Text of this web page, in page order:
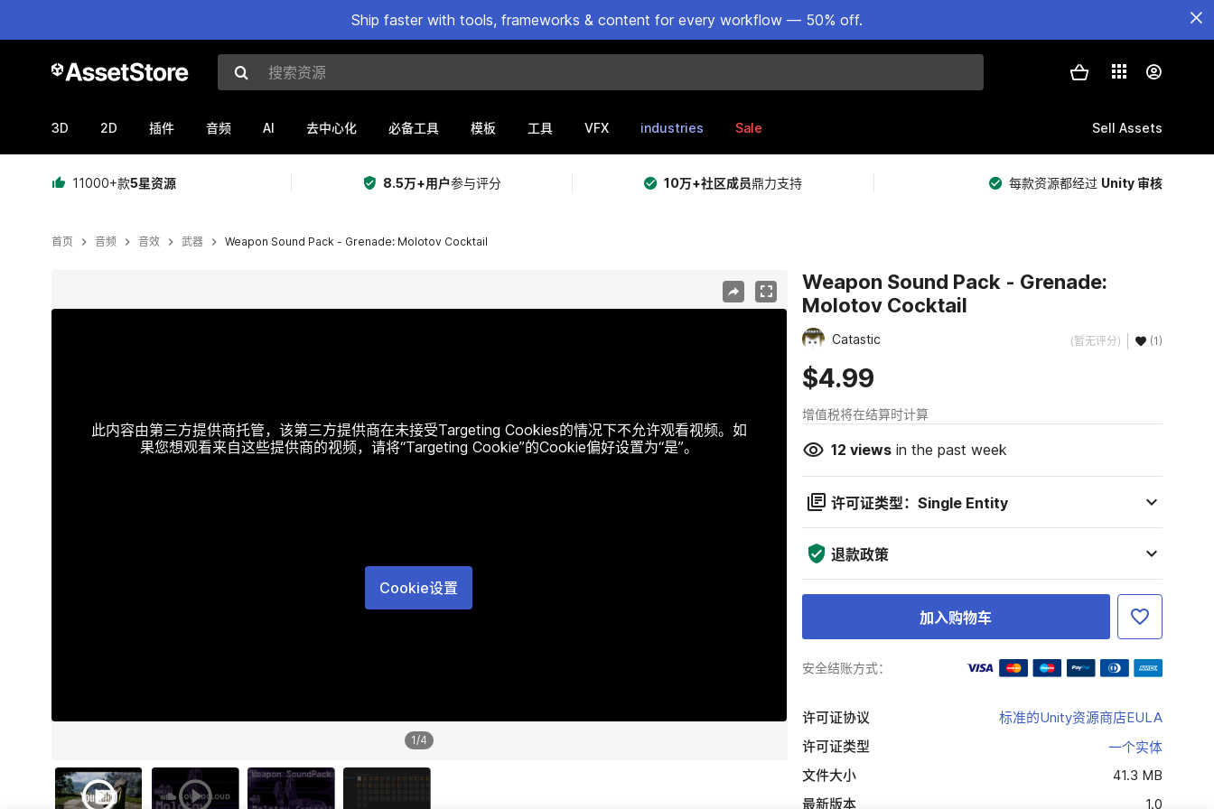
Ship faster with tools, frameworks & content for every workflow — 50% off.
搜索资源
3D 2D 插件 音频 AI 去中心化 必备工具 模板 工具 VFX industries Sale Sell Assets
11000+款5星资源 8.5万+用户参与评分 10万+社区成员鼎力支持 每款资源都经过 Unity 审核
首页 音频 音效 武器 Weapon Sound Pack - Grenade: Molotov Cocktail
此内容由第三方提供商托管，该第三方提供商在未接受Targeting Cookies的情况下不允许观看视频。如
果您想观看来自这些提供商的视频，请将“Targeting Cookie”的Cookie偏好设置为“是”。
Cookie设置
1/4
Weapon Sound Pack - Grenade:
Molotov Cocktail
Catastic (暂无评分) (1)
$4.99
增值税将在结算时计算
12 viewsin the past week
许可证类型：Single Entity
退款政策
加入购物车
安全结账方式：
许可证协议
标准的Unity资源商店EULA
许可证类型
一个实体
文件大小
41.3 MB
最新版本
1.0